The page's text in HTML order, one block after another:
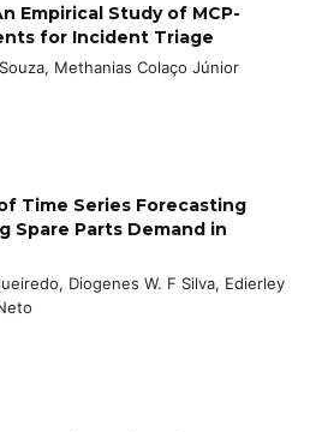
Empirical Study of MCP-
for Incident Triage
Methanias Colaço Júnior
Time Series Forecasting
Spare Parts Demand in
Diogenes W. F Silva, Edierley